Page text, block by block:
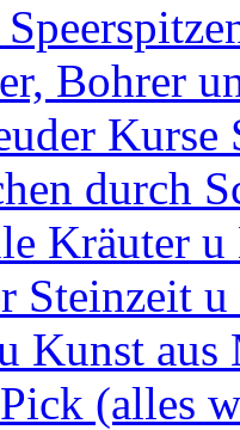
Bohrer
Kurse
durch
Kräuter
Steinzeit u
Kunst
(alles